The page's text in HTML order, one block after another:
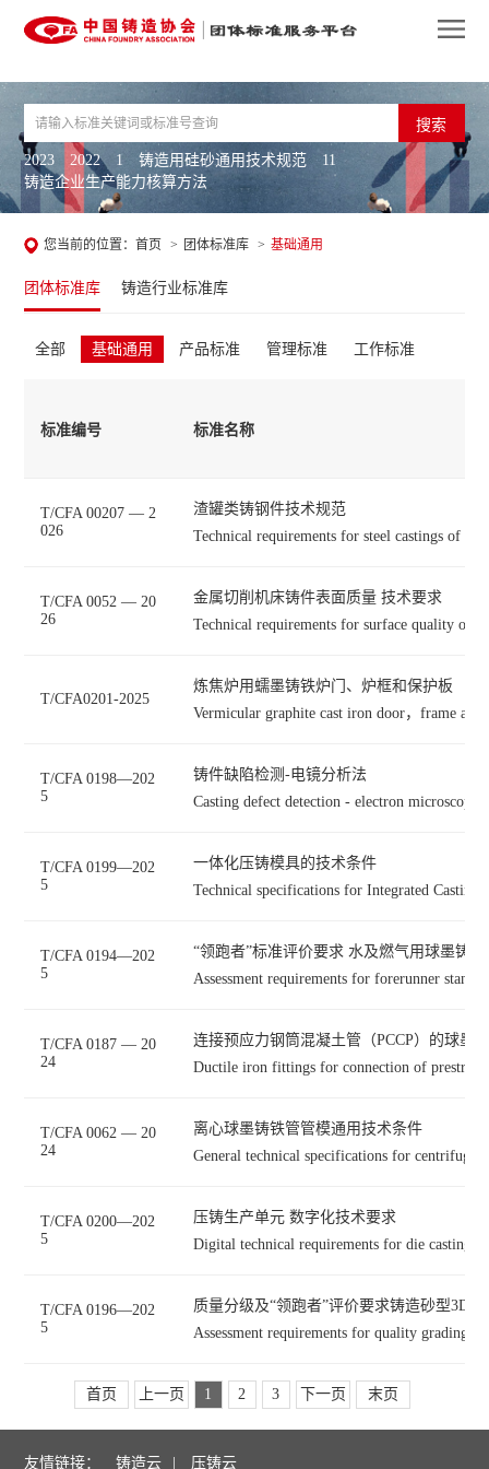
搜索
2023 2022 1 铸造用硅砂通用技术规范
11
铸造企业生产能力核算方法
您当前的位置：首页 > 团体标准库 > 基础通用
团体标准库 铸造行业标准库
全部 基础通用 产品标准 管理标准 工作标准
标准编号 标准名称
T/CFA 00207 — 2
026
渣罐类铸钢件技术规范
Technical requirements for steel castings of
T/CFA 0052 — 20
26
金属切削机床铸件表面质量 技术要求
Technical requirements for surface quality of
T/CFA0201-2025
炼焦炉用蠕墨铸铁炉门、炉框和保护板
Vermicular graphite cast iron door，frame
T/CFA 0198—202
5
铸件缺陷检测-电镜分析法
Casting defect detection - electron microscopy
T/CFA 0199—202
5
一体化压铸模具的技术条件
Technical specifications for Integrated Casting
T/CFA 0194—202
5
“领跑者”标准评价要求 水及燃气用球墨铸
T/CFA 0187 — 20
24
连接预应力钢筒混凝土管（PCCP）的球墨
Ductile iron fittings for connection of
T/CFA 0062 — 20
24
离心球墨铸铁管管模通用技术条件
General technical specifications for
T/CFA 0200—202
5
压铸生产单元 数字化技术要求
Digital technical requirements for die casting
T/CFA 0196—202
5
质量分级及“领跑者”评价要求铸造砂型3D
首页 上一页 1 2 3 下一页 末页
友情链接： 铸造云 压铸云